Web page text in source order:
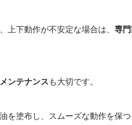
上下動作が不安定な場合は、 専
ンテナンス も大切です。
を塗布し、スムーズな動作を保つ